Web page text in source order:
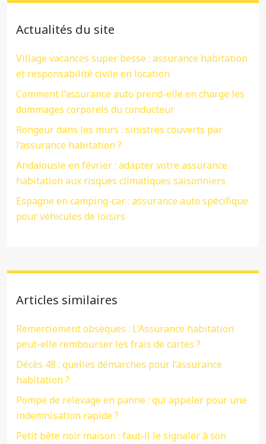
Actualités du site
Village vacances super besse : assurance habitation
et responsabilité civile en location
Comment l’assurance auto prend-elle en charge les
dommages corporels du conducteur
Rongeur dans les murs : sinistres couverts par
l’assurance habitation ?
Andalousie en février : adapter votre assurance
habitation aux risques climatiques saisonniers
Espagne en camping-car : assurance auto spécifique
pour véhicules de loisirs
Articles similaires
Remerciement obsèques : L’Assurance habitation
peut-elle rembourser les frais de cartes ?
Décès 48 : quelles démarches pour l’assurance
habitation ?
Pompe de relevage en panne : qui appeler pour une
indemnisation rapide ?
Petit bête noir maison : faut-il le signaler à son